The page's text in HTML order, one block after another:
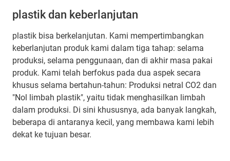
plastik dan keberlanjutan
plastik bisa berkelanjutan. Kami mempertimbangkan
keberlanjutan produk kami dalam tiga tahap: selama
produksi, selama penggunaan, dan di akhir masa pakai
produk. Kami telah berfokus pada dua aspek secara
khusus selama bertahun-tahun: Produksi netral CO2 dan
"Nol limbah plastik", yaitu tidak menghasilkan limbah
dalam produksi. Di sini khususnya, ada banyak langkah,
beberapa di antaranya kecil, yang membawa kami lebih
dekat ke tujuan besar.